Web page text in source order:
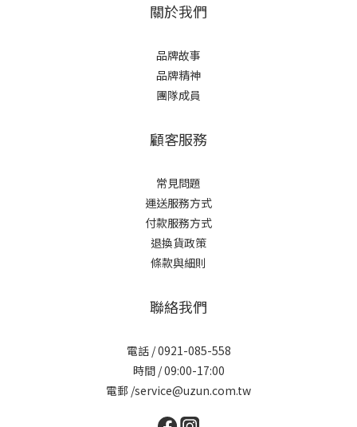
關於我們
品牌故事
品牌精神
團隊成員
顧客服務
常見問題
運送服務方式
付款服務方式
退換貨政策
條款與細則
聯絡我們
電話 / 0921-085-558
時間 / 09:00-17:00
電郵 /service@uzun.com.tw